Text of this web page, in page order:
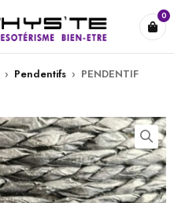
0
› Pendentifs › PENDENTIF